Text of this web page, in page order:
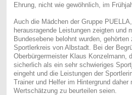
Ehrung, nicht wie gewöhnlich, im
Auch die Mädchen der Gruppe
herausragende Leistungen zeigten und
Bundesebene belohnt wurden,
Sportlerkreis von Albstadt. Bei der
Oberbürgermeister Klaus Konzelmann,
sicherlich als ein sehr schwieriges
eingeht und die Leistungen der
Trainer und Helfer im Hintergrund daher
Wertschätzung zu beurteilen seien.